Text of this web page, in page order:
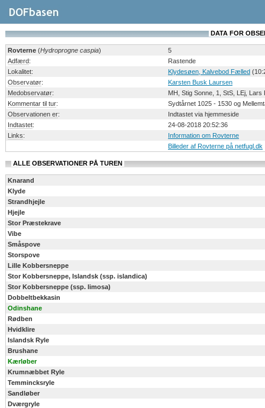
DATA FOR
Rovterne (Hydroprogne caspia)
5
Adfærd:
Rastende
Lokalitet: Klydesøen, Kalvebod Fælled
Observatør:
Karsten Busk Laursen
Medobservatør:
MH, Stig Sonne, 1, StS, LEj,
Kommentar til tur:
Sydtårnet 1025 - 1530 og
Observationen er:
Indtastet via hjemmeside
Indtastet:
24-08-2018 20:52:36
Links:
Information om Rovterne
Billeder af Rovterne på netfugl.dk
ALLE OBSERVATIONER PÅ TUREN
Knarand
Klyde
Strandhjejle
Hjejle
Stor Præstekrave
Vibe
Småspove
Storspove
Lille Kobbersneppe
Stor Kobbersneppe, Islandsk (ssp. islandica)
Stor Kobbersneppe (ssp. limosa)
Dobbeltbekkasin
Odinshane
Rødben
Hvidklire
Islandsk Ryle
Brushane
Kærløber
Krumnæbbet Ryle
Temmincksryle
Sandløber
Dværgryle